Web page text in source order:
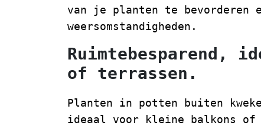
van je planten te bevorderen
weersomstandigheden.
Ruimtebesparend,
of terrassen.
Planten in potten buiten
ideaal voor kleine balkons